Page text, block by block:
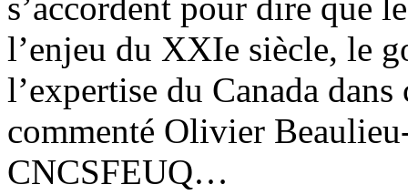
l’enjeu du XXIe siècle, le
l’expertise du Canada
commenté Olivier
CNCSFEUQ…